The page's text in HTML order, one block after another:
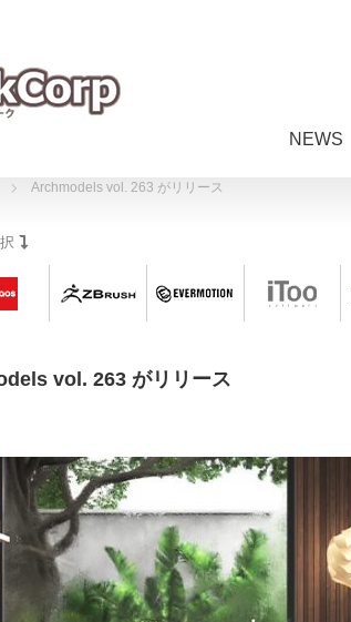
NEWS
Archmodels vol. 263 がリリース
vol. 263 がリリース